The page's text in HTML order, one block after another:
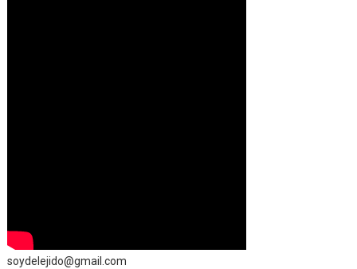
soydelejido@gmail.com